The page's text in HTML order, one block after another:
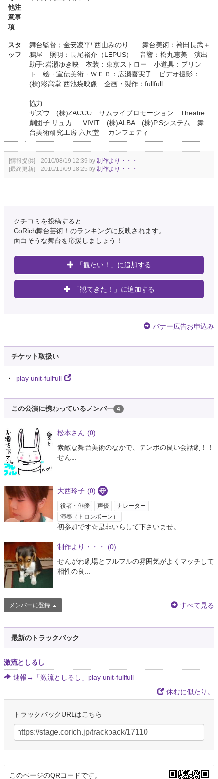
他注
意事
項
スタ
ッフ
舞台監督；金安凌平/ 西山みのり 舞台美術：袴田長武＋
鴉屋 照明：長尾裕介（LEPUS） 音響：松丸恵美 演出
助手:岩瀬ゆき映 衣装：東京ストロー 小道具：プリン
ト 絵・宣伝美術・ＷＥＢ：広瀬喜実子 ビデオ撮影：
(株)彩高堂 西池袋映像 企画・製作：fullfull
協力
ザズウ (株)ZACCO サムライプロモーション Theatre
劇団子 リュカ. VIVIT (株)ALBA (株)P.Sシステム 舞
台美術研究工房 六尺堂 カンフェティ
[情報提供] 2010/08/19 12:39 by 制作より・・・
[最終更新] 2010/11/09 18:25 by 制作より・・・
クチコミを投稿すると
CoRich舞台芸術！のランキングに反映されます。
面白そうな舞台を応援しましょう！
「観たい！」に追加する
「観てきた！」に追加する
バナー広告お申込み
チケット取扱い
play unit-fullfull
この公演に携わっているメンバー 4
松本さん (0)
素敵な舞台美術のなかで、テンポの良い会話劇！！
せん...
大西玲子 (0)
役者・俳優 声優
ナレーター
演奏（トロンボーン）
初参加です☆是非いらして下さいませ。
制作より・・・
(0)
せんがわ劇場とフルフルの雰囲気がよくマッチして
相性の良...
メンバーに登録 すべて見る
最新のトラックバック
激流としるし
速報→「激流としるし」play unit-fullfull
休むに似たり。
トラックバックURLはこちら
このページのQRコードです。